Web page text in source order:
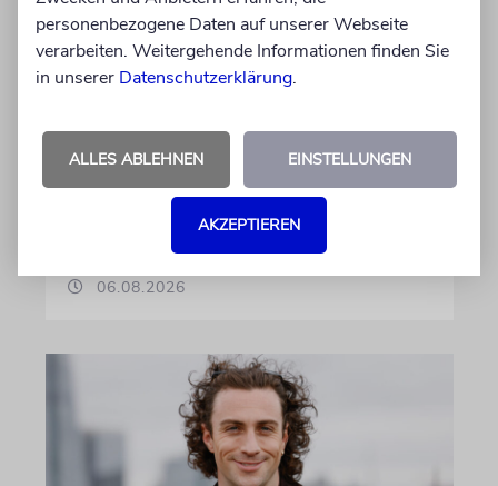
Plotkes
Klatsch und Tratsch aus der jüdischen Welt
06.08.2026
personenbezogene Daten auf unserer Webseite
verarbeiten. Weitergehende Informationen finden Sie
in unserer Datenschutzerklärung.
ALLES ABLEHNEN EINSTELLUNGEN
AKZEPTIEREN